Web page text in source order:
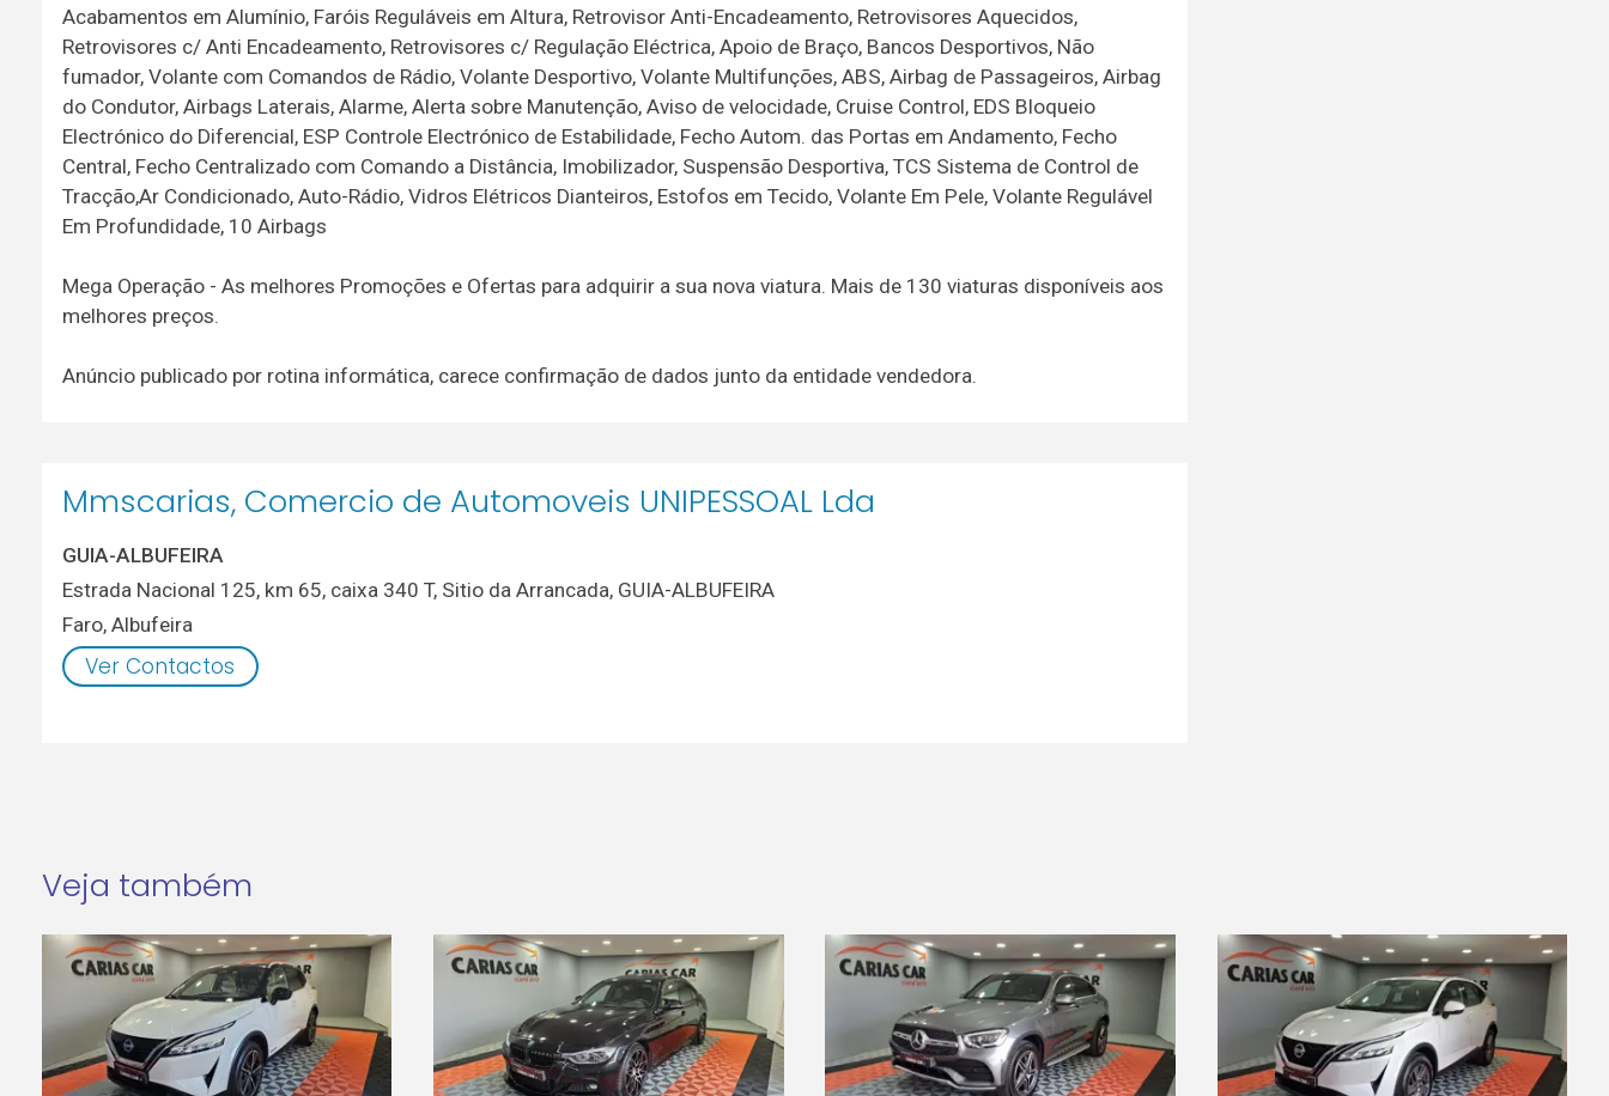
Acabamentos em Alumínio, Faróis Reguláveis em Altura, Retrovisor Anti-Encadeamento, Retrovisores Aquecidos,
Retrovisores c/ Anti Encadeamento, Retrovisores c/ Regulação Eléctrica, Apoio de Braço, Bancos Desportivos, Não
fumador, Volante com Comandos de Rádio, Volante Desportivo, Volante Multifunções, ABS, Airbag de Passageiros, Airbag
do Condutor, Airbags Laterais, Alarme, Alerta sobre Manutenção, Aviso de velocidade, Cruise Control, EDS Bloqueio
Electrónico do Diferencial, ESP Controle Electrónico de Estabilidade, Fecho Autom. das Portas em Andamento, Fecho
Central, Fecho Centralizado com Comando a Distância, Imobilizador, Suspensão Desportiva, TCS Sistema de Control de
Tracção,Ar Condicionado, Auto-Rádio, Vidros Elétricos Dianteiros, Estofos em Tecido, Volante Em Pele, Volante Regulável
Em Profundidade, 10 Airbags
Mega Operação - As melhores Promoções e Ofertas para adquirir a sua nova viatura. Mais de 130 viaturas disponíveis aos
melhores preços.
Anúncio publicado por rotina informática, carece confirmação de dados junto da entidade vendedora.
Mmscarias, Comercio de Automoveis UNIPESSOAL Lda
GUIA-ALBUFEIRA
Estrada Nacional 125, km 65, caixa 340 T, Sitio da Arrancada, GUIA-ALBUFEIRA
Faro, Albufeira
Ver Contactos
Veja também